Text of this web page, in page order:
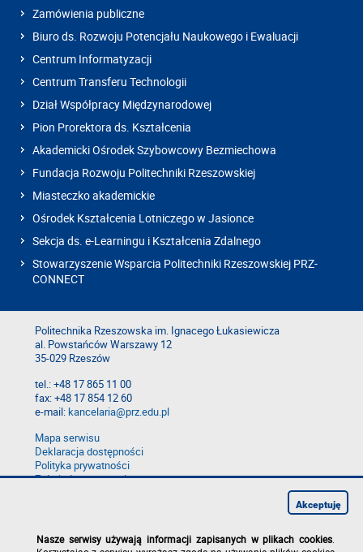
Zamówienia publiczne
Biuro ds. Rozwoju Potencjału Naukowego i Ewaluacji
Centrum Informatyzacji
Centrum Transferu Technologii
Dział Współpracy Międzynarodowej
Pion Prorektora ds. Kształcenia
Akademicki Ośrodek Szybowcowy Bezmiechowa
Fundacja Rozwoju Politechniki Rzeszowskiej
Miasteczko akademickie
Ośrodek Kształcenia Lotniczego w Jasionce
Sekcja ds. e-Learningu i Kształcenia Zdalnego
Stowarzyszenie Wsparcia Politechniki Rzeszowskiej PRZ-
CONNECT
Politechnika Rzeszowska im. Ignacego Łukasiewicza
al. Powstańców Warszawy 12
35-029 Rzeszów
tel.: +48 17 865 11 00
fax: +48 17 854 12 60
e-mail:kancelaria@prz.edu.pl
Mapa serwisu
Deklaracja dostępności
Polityka prywatności
Zgłoś błąd na stronie
Nasze serwisy używają informacji zapisanych w plikach cookies
Akceptuję